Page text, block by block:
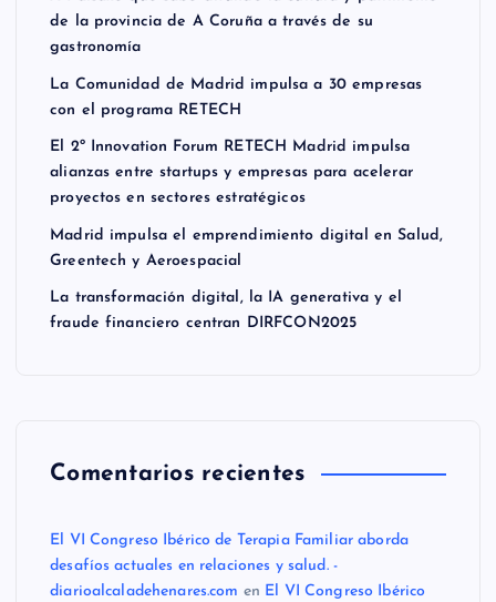
de la provincia de A Coruña a través de su
gastronomía
La Comunidad de Madrid impulsa a 30 empresas
con el programa RETECH
El 2º Innovation Forum RETECH Madrid impulsa
alianzas entre startups y empresas para acelerar
proyectos en sectores estratégicos
Madrid impulsa el emprendimiento digital en Salud,
Greentech y Aeroespacial
La transformación digital, la IA generativa y el
fraude financiero centran DIRFCON2025
Comentarios recientes
El VI Congreso Ibérico de Terapia Familiar aborda
desafíos actuales en relaciones y salud. -
diarioalcaladehenares.com en El VI Congreso Ibérico